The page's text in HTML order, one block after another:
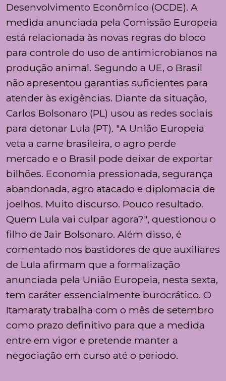
Desenvolvimento Econômico (OCDE). A
medida anunciada pela Comissão Europeia
está relacionada às novas regras do bloco
para controle do uso de antimicrobianos na
produção animal. Segundo a UE, o Brasil
não apresentou garantias suficientes para
atender às exigências. Diante da situação,
Carlos Bolsonaro (PL) usou as redes sociais
para detonar Lula (PT). "A União Europeia
veta a carne brasileira, o agro perde
mercado e o Brasil pode deixar de exportar
bilhões. Economia pressionada, segurança
abandonada, agro atacado e diplomacia de
joelhos. Muito discurso. Pouco resultado.
Quem Lula vai culpar agora?", questionou o
filho de Jair Bolsonaro. Além disso, é
comentado nos bastidores de que auxiliares
de Lula afirmam que a formalização
anunciada pela União Europeia, nesta sexta,
tem caráter essencialmente burocrático. O
Itamaraty trabalha com o mês de setembro
como prazo definitivo para que a medida
entre em vigor e pretende manter a
negociação em curso até o período.